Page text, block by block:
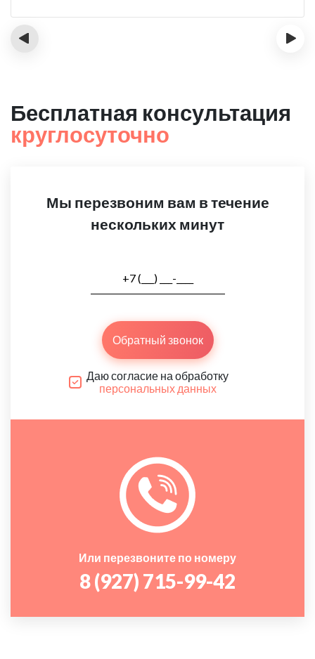
‹ ›
Бесплатная консультация
круглосуточно
Мы перезвоним вам в течение
нескольких минут
Обратный звонок
Даю согласие на обработку
персональных данных
Или перезвоните по номеру
8 (927) 715-99-42